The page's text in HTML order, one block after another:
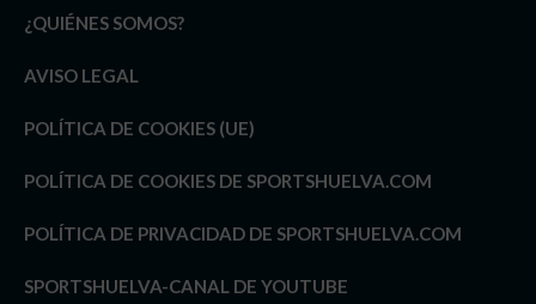
¿QUIÉNES SOMOS?
AVISO LEGAL
POLÍTICA DE COOKIES (UE)
POLÍTICA DE COOKIES DE SPORTSHUELVA.COM
POLÍTICA DE PRIVACIDAD DE SPORTSHUELVA.COM
SPORTSHUELVA-CANAL DE YOUTUBE